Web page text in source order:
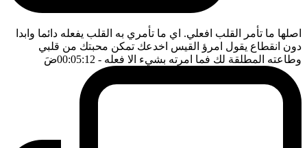
اصلها ما تأمر القلب افعلي. اي ما تأمري به القلب يفعله دائما وابدا
دون انقطاع يقول امرؤ القيس اخدعك تمكن محبتك من قلبي
وطاعته المطلقة لك فما امرته بشيء الا فعله - 00:05:12 ضَ